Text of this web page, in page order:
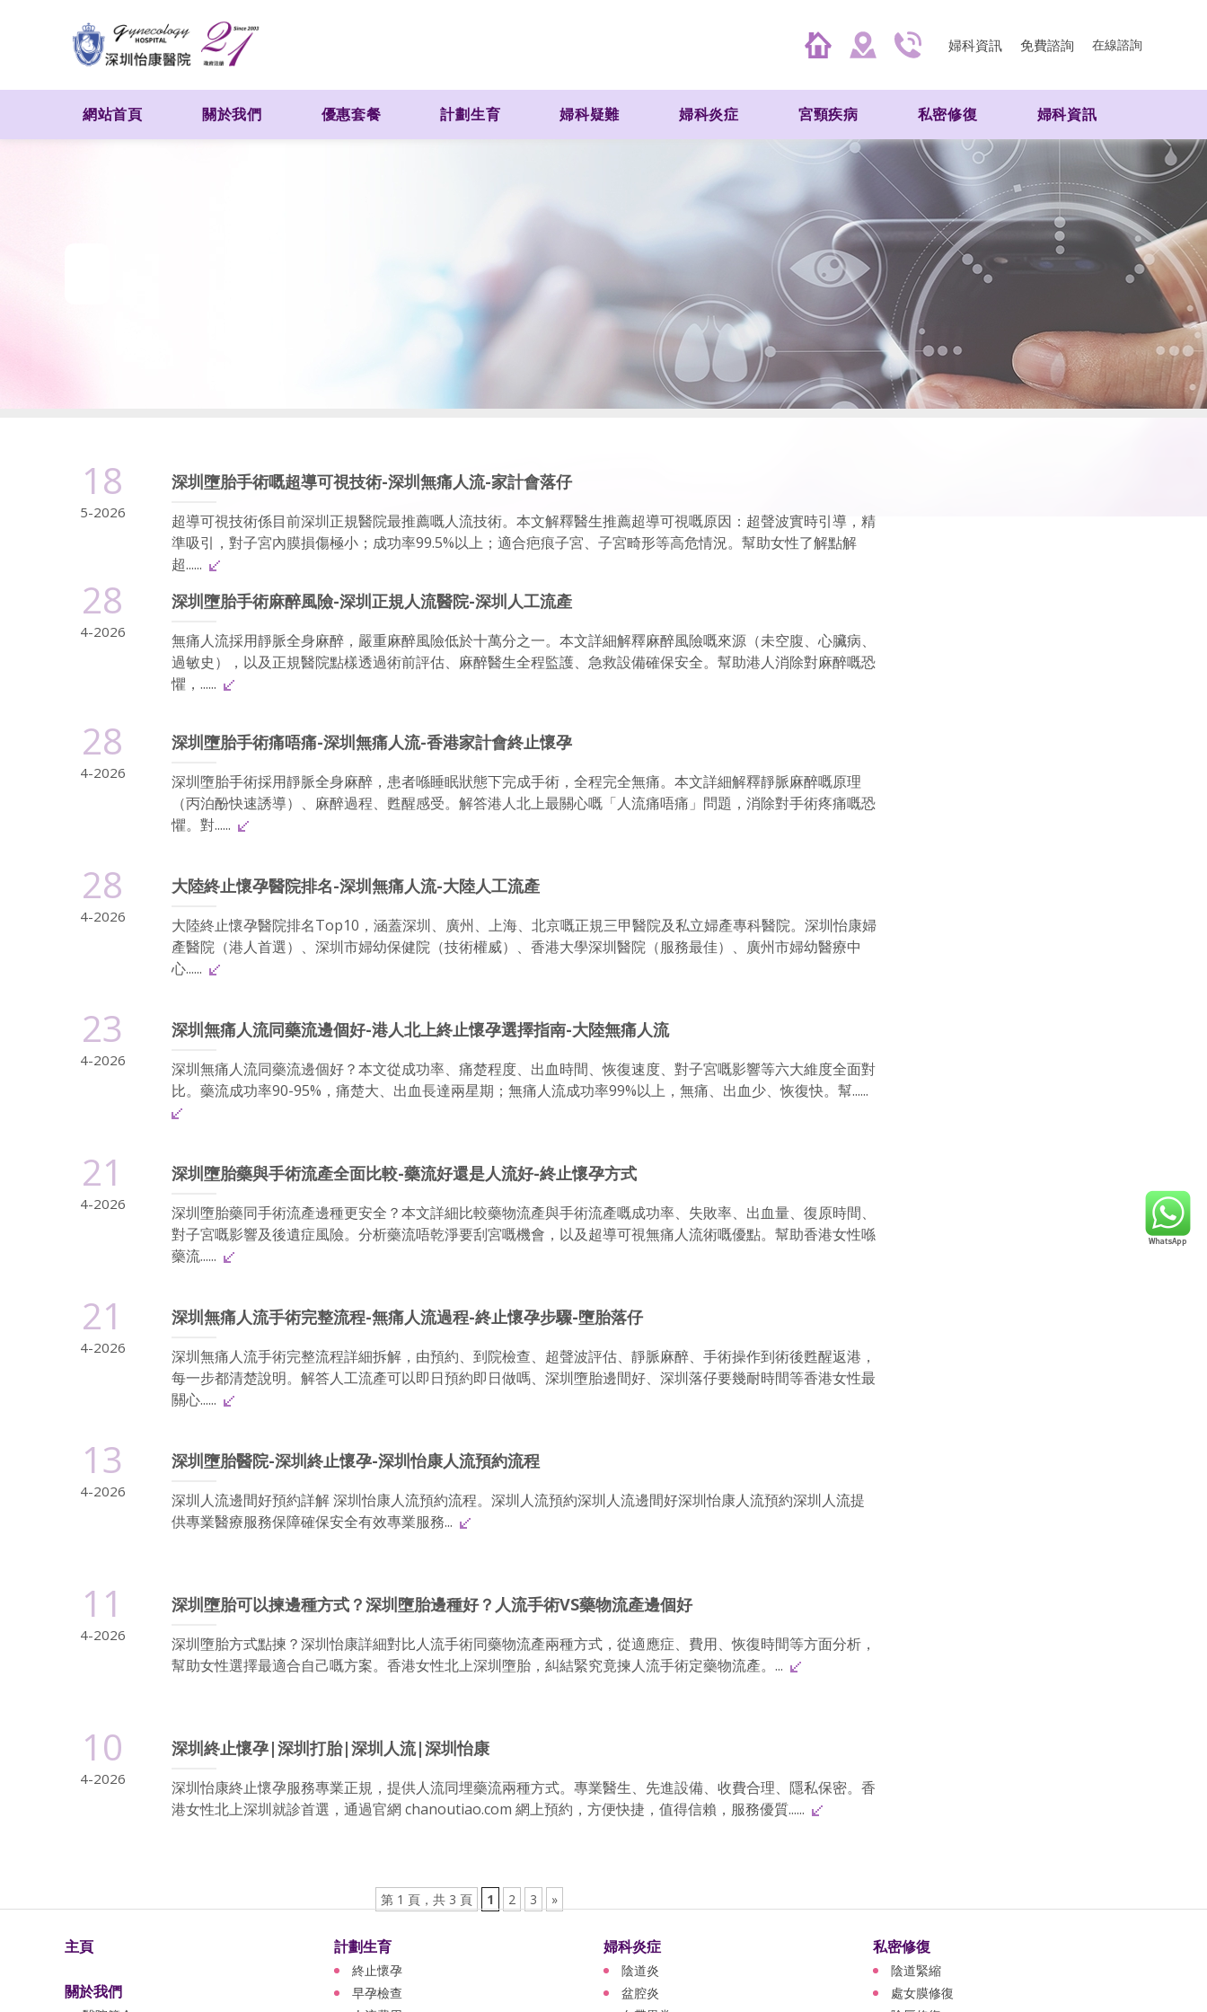
婦科資訊 免費諮詢 在線諮詢
網站首頁 關於我們 優惠套餐 計劃生育 婦科疑難 婦科炎症 宮頸疾病 私密修復 婦科資訊
18
5-2026
深圳墮胎手術嘅超導可視技術-深圳無痛人流-家計會落仔
超導可視技術係目前深圳正規醫院最推薦嘅人流技術。本文解釋醫生推薦超導可視嘅原因：超聲波實時引導，精
準吸引，對子宮內膜損傷極小；成功率99.5%以上；適合疤痕子宮、子宮畸形等高危情況。幫助女性了解點解
超......
28
4-2026
深圳墮胎手術麻醉風險-深圳正規人流醫院-深圳人工流產
無痛人流採用靜脈全身麻醉，嚴重麻醉風險低於十萬分之一。本文詳細解釋麻醉風險嘅來源（未空腹、心臟病、
過敏史），以及正規醫院點樣透過術前評估、麻醉醫生全程監護、急救設備確保安全。幫助港人消除對麻醉嘅恐
懼，......
28
4-2026
深圳墮胎手術痛唔痛-深圳無痛人流-香港家計會終止懷孕
深圳墮胎手術採用靜脈全身麻醉，患者喺睡眠狀態下完成手術，全程完全無痛。本文詳細解釋靜脈麻醉嘅原理
（丙泊酚快速誘導）、麻醉過程、甦醒感受。解答港人北上最關心嘅「人流痛唔痛」問題，消除對手術疼痛嘅恐
懼。對......
28
4-2026
大陸終止懷孕醫院排名-深圳無痛人流-大陸人工流產
大陸終止懷孕醫院排名Top10，涵蓋深圳、廣州、上海、北京嘅正規三甲醫院及私立婦產專科醫院。深圳怡康婦
產醫院（港人首選）、深圳市婦幼保健院（技術權威）、香港大學深圳醫院（服務最佳）、廣州市婦幼醫療中
心......
23
4-2026
深圳無痛人流同藥流邊個好-港人北上終止懷孕選擇指南-大陸無痛人流
深圳無痛人流同藥流邊個好？本文從成功率、痛楚程度、出血時間、恢復速度、對子宮嘅影響等六大維度全面對
比。藥流成功率90-95%，痛楚大、出血長達兩星期；無痛人流成功率99%以上，無痛、出血少、恢復快。幫......
21
4-2026
深圳墮胎藥與手術流產全面比較-藥流好還是人流好-終止懷孕方式
深圳墮胎藥同手術流產邊種更安全？本文詳細比較藥物流產與手術流產嘅成功率、失敗率、出血量、復原時間、
對子宮嘅影響及後遺症風險。分析藥流唔乾淨要刮宮嘅機會，以及超導可視無痛人流術嘅優點。幫助香港女性喺
藥流......
21
4-2026
深圳無痛人流手術完整流程-無痛人流過程-終止懷孕步驟-墮胎落仔
深圳無痛人流手術完整流程詳細拆解，由預約、到院檢查、超聲波評估、靜脈麻醉、手術操作到術後甦醒返港，
每一步都清楚說明。解答人工流產可以即日預約即日做嗎、深圳墮胎邊間好、深圳落仔要幾耐時間等香港女性最
關心......
13
4-2026
深圳墮胎醫院-深圳終止懷孕-深圳怡康人流預約流程
深圳人流邊間好預約詳解 深圳怡康人流預約流程。深圳人流預約深圳人流邊間好深圳怡康人流預約深圳人流提
供專業醫療服務保障確保安全有效專業服務...
11
4-2026
深圳墮胎可以揀邊種方式？深圳墮胎邊種好？人流手術VS藥物流產邊個好
深圳墮胎方式點揀？深圳怡康詳細對比人流手術同藥物流產兩種方式，從適應症、費用、恢復時間等方面分析，
幫助女性選擇最適合自己嘅方案。香港女性北上深圳墮胎，糾結緊究竟揀人流手術定藥物流產。...
10
4-2026
深圳終止懷孕|深圳打胎|深圳人流|深圳怡康
深圳怡康終止懷孕服務專業正規，提供人流同埋藥流兩種方式。專業醫生、先進設備、收費合理、隱私保密。香
港女性北上深圳就診首選，通過官網 chanoutiao.com 網上預約，方便快捷，值得信賴，服務優質......
第 1 頁，共 3 頁 1 2 3 »
主頁
關於我們
計劃生育
終止懷孕
早孕檢查
婦科炎症
陰道炎
盆腔炎
私密修復
陰道緊縮
處女膜修復